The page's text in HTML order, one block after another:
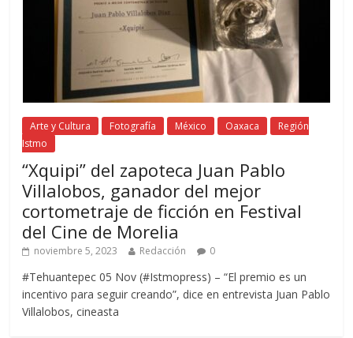
Arte y Cultura Fotografía México Oaxaca
Región
Istmo
“Xquipi” del zapoteca Juan Pablo
Villalobos, ganador del mejor
cortometraje de ficción en Festival
del Cine de Morelia
noviembre 5, 2023 Redacción 0
#Tehuantepec 05 Nov (#Istmopress) – “El premio es un
incentivo para seguir creando”, dice en entrevista Juan Pablo
Villalobos, cineasta